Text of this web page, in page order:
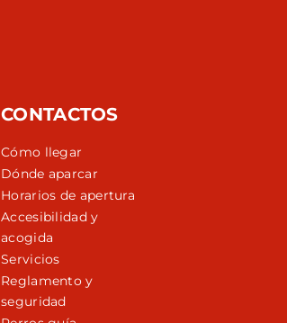
CONTACTOS
Cómo llegar
Dónde aparcar
Horarios de apertura
Accesibilidad y
acogida
Servicios
Reglamento y
seguridad